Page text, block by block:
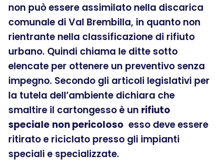
non può essere assimilato nella discarica
comunale di Val Brembilla, in quanto non
rientrante nella classificazione di rifiuto
urbano. Quindi chiama le ditte sotto
elencate per ottenere un preventivo senza
impegno. Secondo gli articoli legislativi per
la tutela dell’ambiente dichiara che
smaltire il cartongesso è un rifiuto
speciale non pericoloso esso deve essere
ritirato e riciclato presso gli impianti
speciali e specializzate.